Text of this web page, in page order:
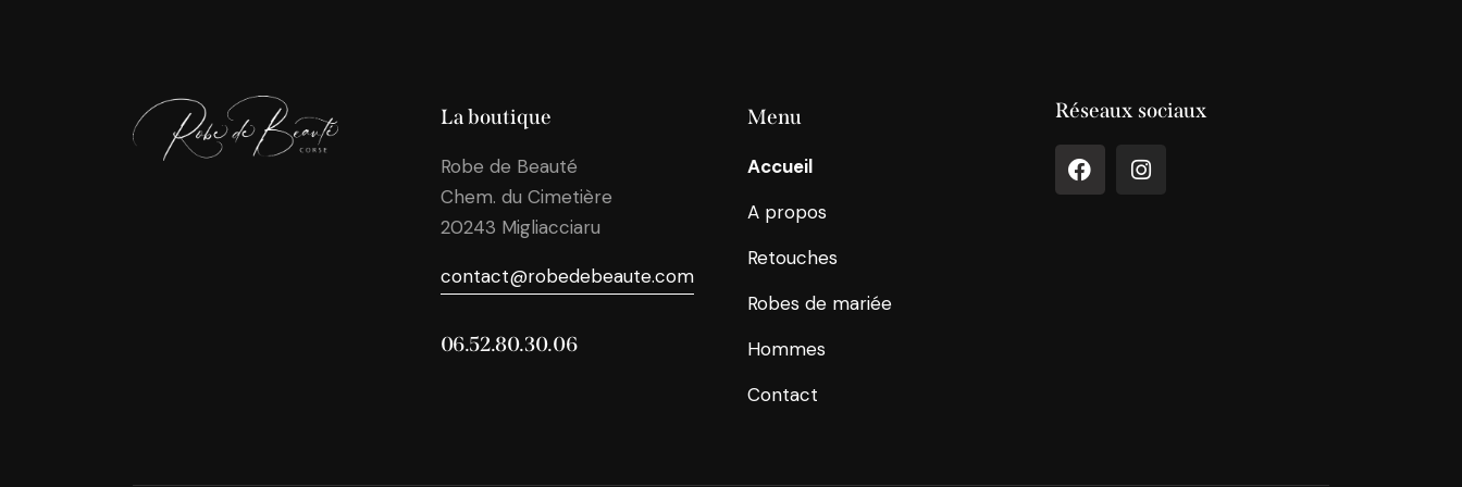
La boutique
Robe de Beauté
Chem. du Cimetière
20243 Migliacciaru
contact@robedebeaute.com
06.52.80.30.06
Menu
Accueil
A propos
Retouches
Robes de mariée
Hommes
Contact
Réseaux sociaux